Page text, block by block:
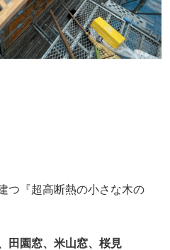
つ『超高断熱の小さな木の
田園窓、米山窓、桜見